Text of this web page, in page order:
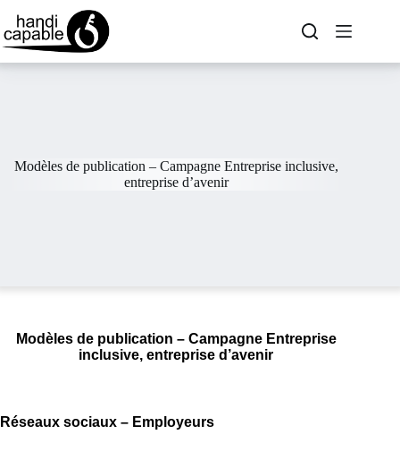
Modèles de publication – Campagne Entreprise inclusive,
entreprise d’avenir
Modèles de publication – Campagne Entreprise
inclusive, entreprise d’avenir
Réseaux sociaux – Employeurs